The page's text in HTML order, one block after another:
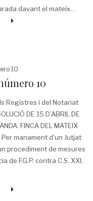
davant el mateix…
10
10
Registres i del Notariat
DE 15 D’ABRIL DE
FINCA DEL MATEIX
Per manament d’un Jutjat
procediment de mesures
F.G.P. contra C.S. XXI,